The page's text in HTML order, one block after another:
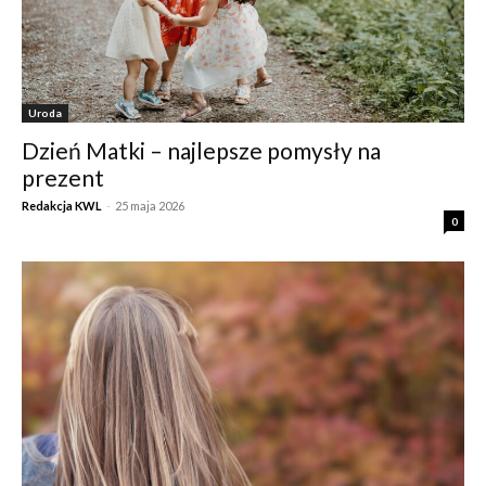
Uroda
Dzień Matki – najlepsze pomysły na
prezent
Redakcja KWL - 25 maja 2026
0